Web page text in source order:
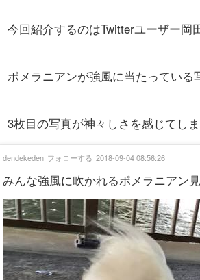
今回紹介するのはTwitterユーザー岡
ポメラニアンが強風に当たっている
3枚目の写真が神々しさを感じてし
みんな強風に吹かれるポメラニアン
dendekeden フォローする 2018-09-04 08:56:26